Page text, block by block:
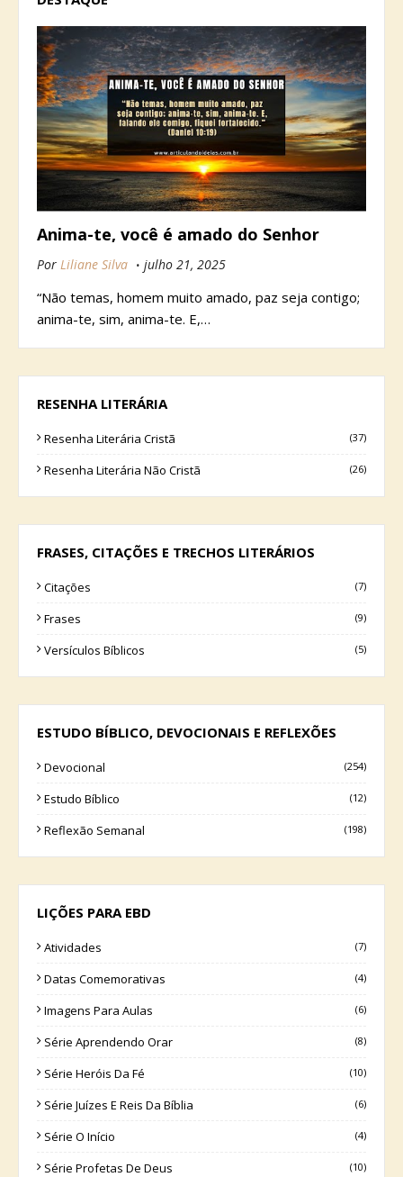
Anima-te, você é amado do Senhor
Por Liliane Silva julho 21, 2025
“Não temas, homem muito amado, paz seja contigo;
anima-te, sim, anima-te. E,…
RESENHA LITERÁRIA
Resenha Literária Cristã (37)
Resenha Literária Não Cristã (26)
FRASES, CITAÇÕES E TRECHOS LITERÁRIOS
Citações (7)
Frases (9)
Versículos Bíblicos (5)
ESTUDO BÍBLICO, DEVOCIONAIS E REFLEXÕES
Devocional (254)
Estudo Bíblico (12)
Reflexão Semanal (198)
LIÇÕES PARA EBD
Atividades (7)
Datas Comemorativas (4)
Imagens Para Aulas (6)
Série Aprendendo Orar (8)
Série Heróis Da Fé (10)
Série Juízes E Reis Da Bíblia (6)
Série O Início (4)
Série Profetas De Deus (10)